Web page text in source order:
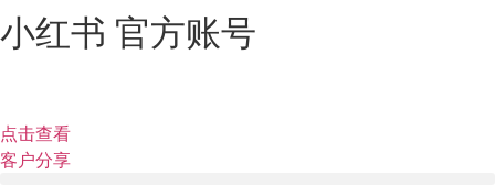
小红书 官方账号
点击查看
客户分享